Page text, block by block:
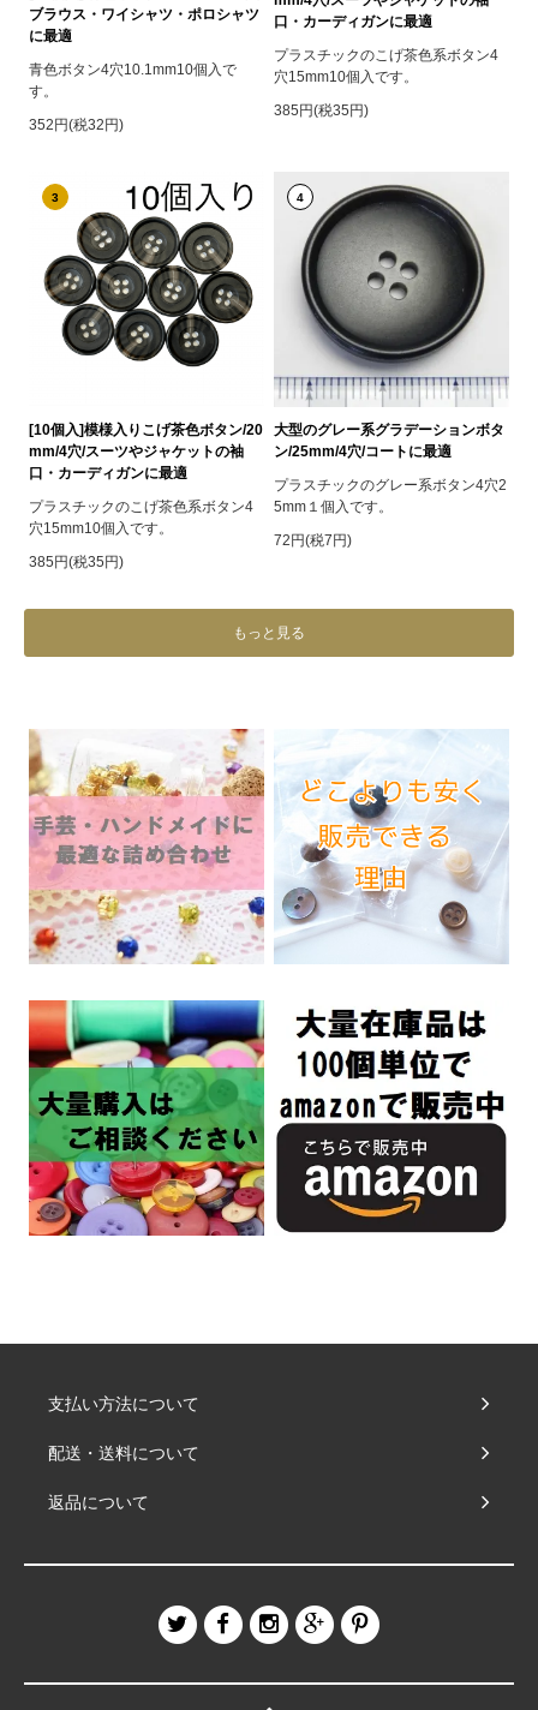
ブラウス・ワイシャツ・ポロシャツ
に最適
青色ボタン4穴10.1mm10個入で
す。
352円(税32円)
口・カーディガンに最適
プラスチックのこげ茶色系ボタン4
穴15mm10個入です。
385円(税35円)
3
[10個入]模様入りこげ茶色ボタン/20
mm/4穴/スーツやジャケットの袖
口・カーディガンに最適
プラスチックのこげ茶色系ボタン4
穴15mm10個入です。
385円(税35円)
4
大型のグレー系グラデーションボタ
ン/25mm/4穴/コートに最適
プラスチックのグレー系ボタン4穴2
5mm１個入です。
72円(税7円)
もっと見る
支払い方法について
配送・送料について
返品について